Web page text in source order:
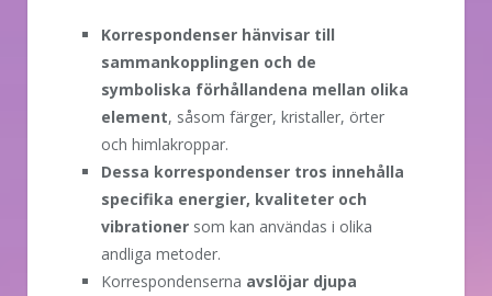
Korrespondenser hänvisar till
sammankopplingen och de
symboliska förhållandena mellan olika
element, såsom färger, kristaller, örter
och himlakroppar.
Dessa korrespondenser tros innehålla
specifika energier, kvaliteter och
vibrationer som kan användas i olika
andliga metoder.
Korrespondenserna avslöjar djupa